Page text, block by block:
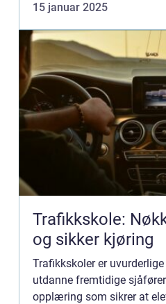
15 januar 2025
Trafikkskole:
og sikker kjøring
Trafikkskoler er
utdanne fremtidige
opplæring som sikrer at